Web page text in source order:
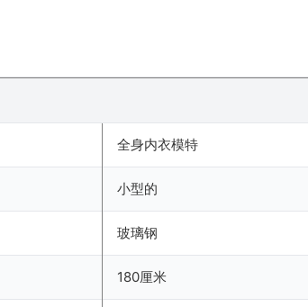
全身内衣模特
小型的
玻璃钢
180厘米